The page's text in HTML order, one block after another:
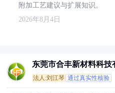
附加工艺建议与扩展知识。
2026年8月4日
东莞市合丰新材料科技
法人:刘江琴 通过真实性核验